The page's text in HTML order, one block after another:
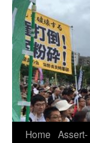
プ
Home Assert-